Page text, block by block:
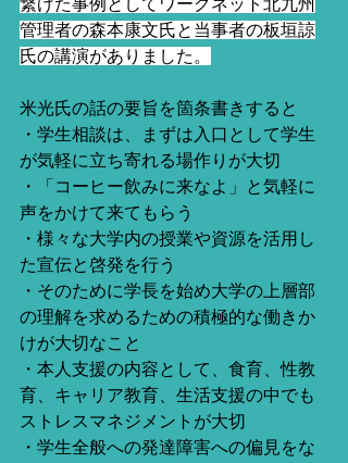
繋げた事例としてワークネット北九州
管理者の森本康文氏と当事者の板垣諒
氏の講演がありました。
米光氏の話の要旨を箇条書きすると
・学生相談は、まずは入口として学生
が気軽に立ち寄れる場作りが大切
・「コーヒー飲みに来なよ」と気軽に
声をかけて来てもらう
・様々な大学内の授業や資源を活用し
た宣伝と啓発を行う
・そのために学長を始め大学の上層部
の理解を求めるための積極的な働きか
けが大切なこと
・本人支援の内容として、食育、性教
育、キャリア教育、生活支援の中でも
ストレスマネジメントが大切
・学生全般への発達障害への偏見をな